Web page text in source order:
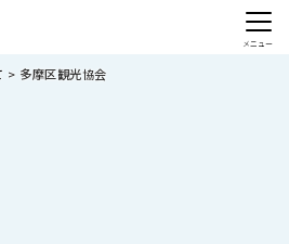
多摩区観光協会
メニュー